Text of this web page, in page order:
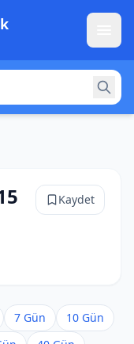
Kaydet
7 Gün
10 Gün